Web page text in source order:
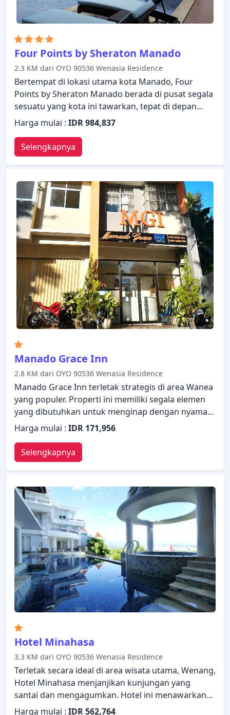
Four Points by Sheraton Manado
2.3 KM dari OYO 90536 Wenasia Residence
Bertempat di lokasi utama kota Manado, Four
Points by Sheraton Manado berada di pusat segala
sesuatu yang kota ini tawarkan, tepat di depan
pintu kamar Anda. Properti ini memiliki berbagai
fasilitas yang membuat pengalaman menginap
Anda menyenangkan. Layanan kamar 24 jam,
satpam 24 jam, layanan kebersihan harian, WiFi
gratis di semua kamar, layanan taksi hanyalah
beberapa dari berbagai fasilitas yang ditawarkan.
Semua kamar dirancang dan didekorasi untuk
membuat tamu merasa seperti di rumah dan
beberapa kamar dilengkapi dengan televisi layar
datar, toilet tambahan, minuman selamat datang
gratis, handuk, pendeteksi asap. Suasana tenang di
properti ini meluas hingga fasilitas rekreasinya
yang meliputi pusat kebugaran, kolam renang luar
ruangan, kolam renang dalam ruangan, kolam
renang anak. Four Points by Sheraton Manado
adalah pilihan yang sangat baik untuk menjelajahi
Manado atau untuk sekadar bersantai dan
menyegarkan diri.
Harga mulai : IDR 984,837
Selengkapnya
Manado Grace Inn
2.8 KM dari OYO 90536 Wenasia Residence
Manado Grace Inn terletak strategis di area Wanea
yang populer. Properti ini memiliki segala elemen
yang dibutuhkan untuk menginap dengan nyaman.
Layanan kamar 24 jam, WiFi gratis di semua kamar,
resepsionis 24 jam, Wi-fi di tempat umum, tempat
parkir mobil hanyalah beberapa dari berbagai
fasilitas yang ditawarkan. Setiap kamar didesain
dengan elegan dan dilengkapi dengan fasilitas
yang berguna. Properti ini menawarkan berbagai
pilihan fasilitas rekreasi. Apa pun alasan Anda
mengunjungi Manado, Manado Grace Inn akan
membuat Anda langsung merasa seperti di rumah.
Harga mulai : IDR 171,956
Selengkapnya
Hotel Minahasa
3.3 KM dari OYO 90536 Wenasia Residence
Terletak secara ideal di area wisata utama, Wenang,
Hotel Minahasa menjanjikan kunjungan yang
santai dan mengagumkan. Hotel ini menawarkan
standar pelayanan dan fasilitas yang tinggi untuk
Harga mulai : IDR 562,764